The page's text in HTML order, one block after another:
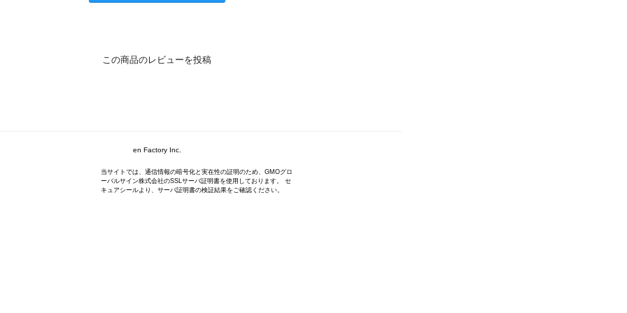
この商品のレビューを投稿
en Factory Inc.
当サイトでは、通信情報の暗号化と実在性の証明のため、GMOグロ
ーバルサイン株式会社のSSLサーバ証明書を使用しております。 セ
キュアシールより、サーバ証明書の検証結果をご確認ください。